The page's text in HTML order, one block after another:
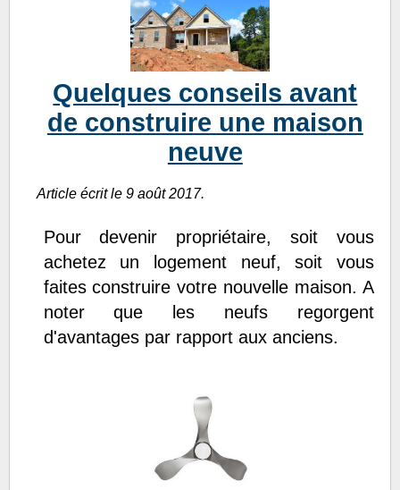
Quelques conseils avant
de construire une maison
neuve
Article écrit le 9 août 2017.
Pour devenir propriétaire, soit vous
achetez un logement neuf, soit vous
faites construire votre nouvelle maison. A
noter que les neufs regorgent
d'avantages par rapport aux anciens.